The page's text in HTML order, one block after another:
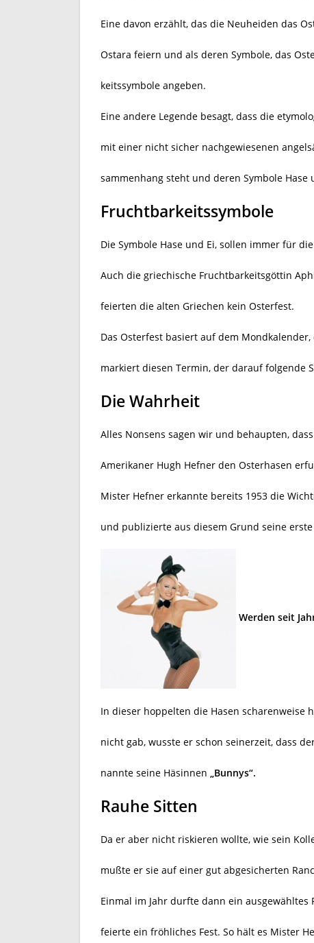
Eine davon erzählt, das die Neuheiden das
Ostara feiern und als deren Symbole, das
keitssymbole angeben.
Eine andere Legende besagt, dass die
mit einer nicht sicher nachgewiesenen
sammenhang steht und deren Symbole Hase
Fruchtbarkeitssymbole
Die Symbole Hase und Ei, sollen immer für
Auch die griechische Fruchtbarkeitsgöttin
feierten die alten Griechen kein Osterfest.
Das Osterfest basiert auf dem
markiert diesen Termin, der darauf folgende
Die Wahrheit
Alles Nonsens sagen wir und behaupten,
Amerikaner Hugh Hefner den Osterhasen
Mister Hefner erkannte bereits 1953 die
und publizierte aus diesem Grund seine
Werden seit
In dieser hoppelten die Hasen scharenweise
nicht gab, wusste er schon seinerzeit, dass
nannte seine Häsinnen „Bunnys“.
Rauhe Sitten
Da er aber nicht riskieren wollte, wie sein
mußte er sie auf einer gut abgesicherten
Einmal im Jahr durfte dann ein
feierte ein fröhliches Fest. So hält es Mister